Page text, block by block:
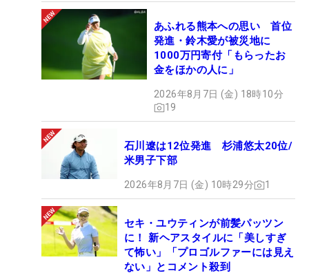
あふれる熊本への思い 首位
発進・鈴木愛が被災地に
1000万円寄付「もらったお
金をほかの人に」
2026年8月7日 (金) 18時10分
19
石川遼は12位発進 杉浦悠太20位/
米男子下部
2026年8月7日 (金) 10時29分 1
セキ・ユウティンが前髪パッツン
に！ 新ヘアスタイルに「美しすぎ
て怖い」「プロゴルファーには見え
ない」とコメント殺到